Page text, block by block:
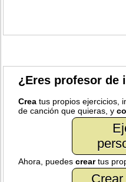
¿Eres profesor de
Crea tus propios ejercicios,
de canción que quieras, y
Ahora, puedescreartus